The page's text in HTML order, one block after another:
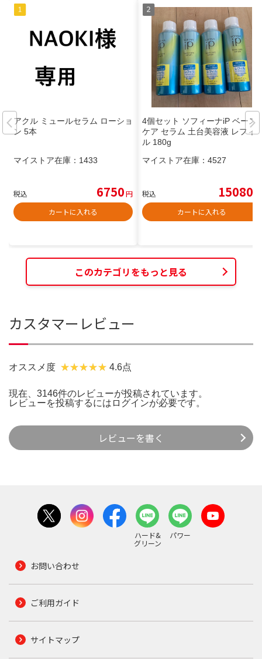
アクル ミュールセラム ローショ
ン 5本
マイストア在庫： 1433
税込 6750円
カートに入れる
4個セット ソフィーナiP ベース
ケア セラム 土台美容液 レフィ
ル 180g
マイストア在庫： 4527
税込 15080
カートに入れる
このカテゴリをもっと見る
カスタマーレビュー
オススメ度 4.6点
現在、3146件のレビューが投稿されています。
レビューを投稿するには ログインが必要です。
レビューを書く
ハード&
グリーン
パワー
お問い合わせ
ご利用ガイド
サイトマップ